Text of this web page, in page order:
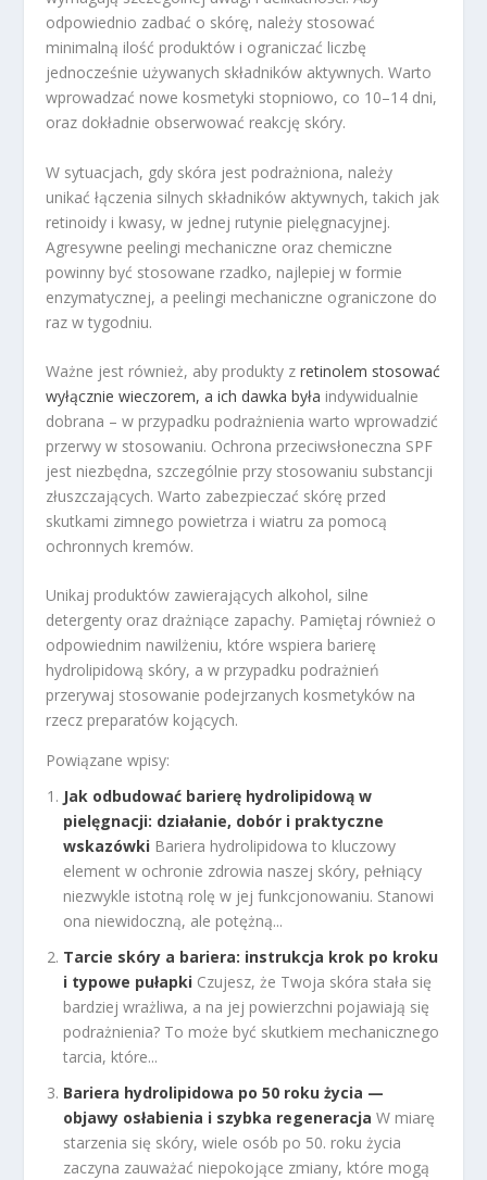
odpowiednio zadbać o skórę, należy stosować
minimalną ilość produktów i ograniczać liczbę
jednocześnie używanych składników aktywnych. Warto
wprowadzać nowe kosmetyki stopniowo, co 10–14 dni,
oraz dokładnie obserwować reakcję skóry.
W sytuacjach, gdy skóra jest podrażniona, należy
unikać łączenia silnych składników aktywnych, takich jak
retinoidy i kwasy, w jednej rutynie pielęgnacyjnej.
Agresywne peelingi mechaniczne oraz chemiczne
powinny być stosowane rzadko, najlepiej w formie
enzymatycznej, a peelingi mechaniczne ograniczone do
raz w tygodniu.
Ważne jest również, aby produkty zretinolem stosować
wyłącznie wieczorem, a ich dawka była indywidualnie
dobrana – w przypadku podrażnienia warto wprowadzić
przerwy w stosowaniu. Ochrona przeciwsłoneczna SPF
jest niezbędna, szczególnie przy stosowaniu substancji
złuszczających. Warto zabezpieczać skórę przed
skutkami zimnego powietrza i wiatru za pomocą
ochronnych kremów.
Unikaj produktów zawierających alkohol, silne
detergenty oraz drażniące zapachy. Pamiętaj również o
odpowiednim nawilżeniu, które wspiera barierę
hydrolipidową skóry, a w przypadku podrażnień
przerywaj stosowanie podejrzanych kosmetyków na
rzecz preparatów kojących.
Powiązane wpisy:
Jak odbudować barierę hydrolipidową w
pielęgnacji: działanie, dobór i praktyczne
wskazówki Bariera hydrolipidowa to kluczowy
element w ochronie zdrowia naszej skóry, pełniący
niezwykle istotną rolę w jej funkcjonowaniu. Stanowi
ona niewidoczną, ale potężną...
Tarcie skóry a bariera: instrukcja krok po kroku
i typowe pułapki Czujesz, że Twoja skóra stała się
bardziej wrażliwa, a na jej powierzchni pojawiają się
podrażnienia? To może być skutkiem mechanicznego
tarcia, które...
Bariera hydrolipidowa po 50 roku życia —
objawy osłabienia i szybka regeneracja W miarę
starzenia się skóry, wiele osób po 50. roku życia
zaczyna zauważać niepokojące zmiany, które mogą